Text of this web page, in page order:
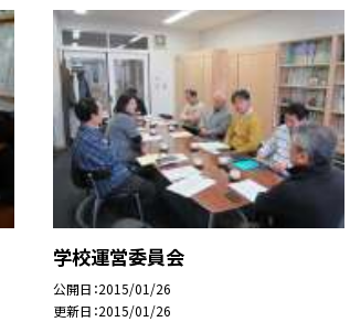
学校運営委員会
公開日 2015/01/26
更新日 2015/01/26